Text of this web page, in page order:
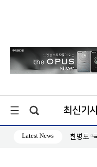
최신기
Latest News 장동혁 “